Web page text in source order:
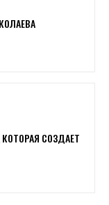
СОЗДАЕТ